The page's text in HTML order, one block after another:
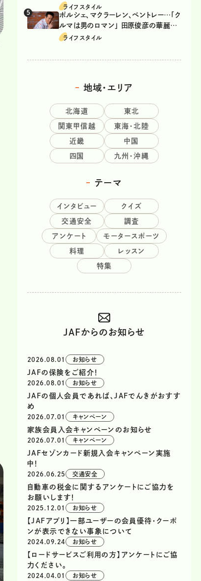
ライフスタイル
ポルシェ、マクラーレン、ベントレー…「ク
ルマは男のロマン」 田原俊彦の華麗な
る愛車遍歴
ライフスタイル
地域・エリア
北海道 東北
関東甲信越 東海・北陸
近畿 中国
四国 九州・沖縄
テーマ
インタビュー クイズ
交通安全 調査
アンケート モータースポーツ
料理 レッスン
特集
JAFからのお知らせ
2026.08.01 お知らせ
JAFの保険をご紹介！
2026.08.01 お知らせ
JAFの個人会員であれば、JAFでんきがおすす
め
2026.07.01 キャンペーン
家族会員入会キャンペーンのお知らせ
2026.07.01 キャンペーン
JAFセゾンカード新規入会キャンペーン実施
中！
2026.06.25 交通安全
自動車の税金に関するアンケートにご協力を
お願いします！
2025.12.01 お知らせ
【JAFアプリ】一部ユーザーの会員優待・クーポ
ンが表示できない事象について
2024.09.24 お知らせ
【ロードサービスご利用の方】アンケートにご協
力ください。
2024.04.01 お知らせ